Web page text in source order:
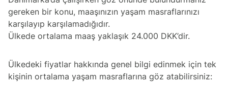
gereken bir konu, maaşınızın yaşam masraflarınızı
karşılayıp karşılamadığıdır.
Ülkede ortalama maaş yaklaşık 24.000 DKK’dir.
Ülkedeki fiyatlar hakkında genel bilgi edinmek için tek
kişinin ortalama yaşam masraflarına göz atabilirsiniz: